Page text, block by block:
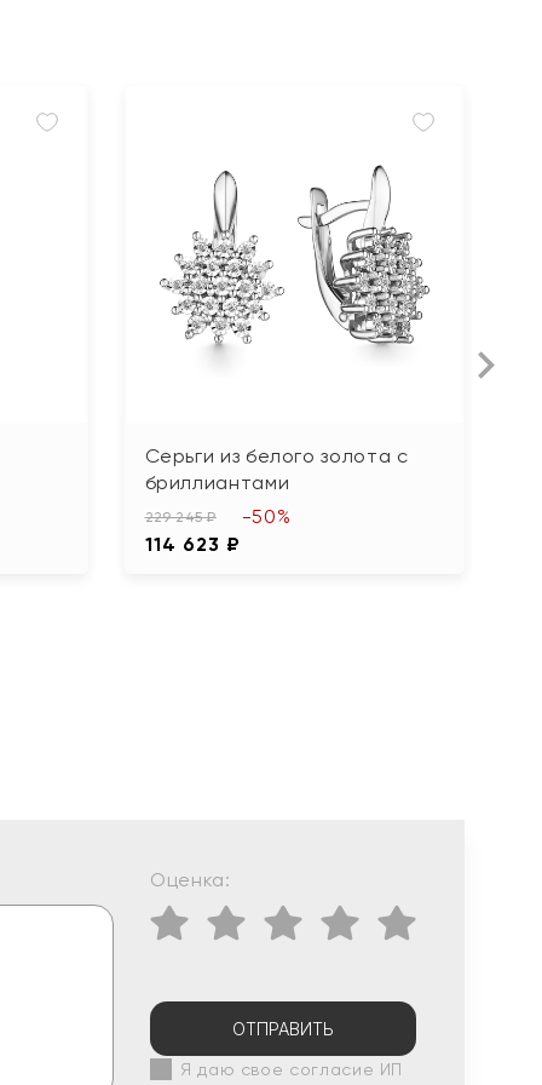
Серьги из белого золота с
бриллиантами
229 245 ₽
114 623 ₽
-50%
Оценка:
ОТПРАВИТЬ
Я даю свое согласие ИП